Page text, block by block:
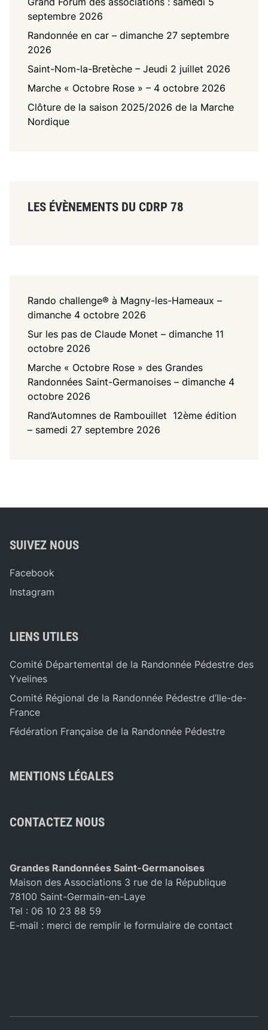
septembre 2026
Randonnée en car – dimanche 27 septembre
2026
Saint-Nom-la-Bretèche – Jeudi 2 juillet 2026
Marche « Octobre Rose » – 4 octobre 2026
Clôture de la saison 2025/2026 de la Marche
Nordique
LES ÉVÈNEMENTS DU CDRP 78
Rando challenge® à Magny-les-Hameaux –
dimanche 4 octobre 2026
Sur les pas de Claude Monet – dimanche 11
octobre 2026
Marche « Octobre Rose » des Grandes
Randonnées Saint-Germanoises – dimanche 4
octobre 2026
Rand’Automnes de Rambouillet 12ème édition
– samedi 27 septembre 2026
SUIVEZ NOUS
Facebook
Instagram
LIENS UTILES
Comité Départemental de la Randonnée Pédestre des
Yvelines
Comité Régional de la Randonnée Pédestre d’Ile-de-
France
Fédération Française de la Randonnée Pédestre
MENTIONS LÉGALES
CONTACTEZ NOUS
Grandes Randonnées Saint-Germanoises
Maison des Associations 3 rue de la République
78100 Saint-Germain-en-Laye
Tel : 06 10 23 88 59
E-mail : merci de remplir le formulaire de contact